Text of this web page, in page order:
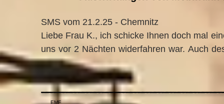
SMS vom 21.2.25 - Chemnitz
Liebe Frau K., ich schicke Ihnen doch mal
uns vor 2 Nächten widerfahren war. Auch
uns am 1. März sehen werden. Vielleicht
unterhalten und er weiß schon einmal
EMF